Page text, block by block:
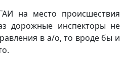
на место происшествия
дорожные инспекторы не
в а/о, то вроде бы и